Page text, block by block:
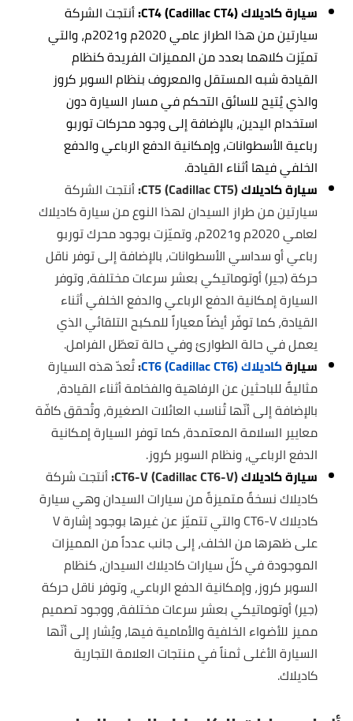
سيارة كاديلاك CT4 (Cadillac CT4):
أنتجت الشركة
سيارتين من هذا الطراز عامي 2020م و2021م، والتي
تميّزت كلاهما بعدد من المميزات الفريدة كنظام
القيادة شبه المستقل والمعروف بنظام السوبر كروز
والذي يُتيح للسائق التحكم في مسار السيارة دون
استخدام اليدين، بالإضافة إلى وجود محركات توربو
رباعية الأسطوانات، وإمكانية الدفع الرباعي والدفع
الخلفي فيها أثناء القيادة.
سيارة كاديلاكCT5 (Cadillac CT5): أنتجت الشركة
سيارتين من طراز السيدان لهذا النوع من سيارة كاديلاك
لعامي 2020م و2021م، وتميّزت بوجود محرك توربو
رباعي أو سداسي الأسطوانات، بالإضافة إلى توفر ناقل
حركة (جير) أوتوماتيكي بعشر سرعات مختلفة، وتوفر
السيارة إمكانية الدفع الرباعي والدفع الخلفي أثناء
القيادة، كما توفّر أيضاً معياراً للمكبح التلقائي الذي
يعمل في حالة الطوارئ وفي حالة تعطّل الفرامل.
سيارةكاديلاكCT6 (Cadillac CT6)
:تُعدّ هذه السيارة
مثاليةً للباحثين عن الرفاهية والفخامة أثناء القيادة،
بالإضافة إلى أنّها تُناسب العائلات الصغيرة، وتُحقق كافّة
معايير السلامة المعتمدة، كما توفر السيارة إمكانية
الدفع الرباعي، ونظام السوبر كروز.
سيارة كاديلاكCT6-V (Cadillac CT6-V): أنتجت شركة
كاديلاك نسخةً متميزةً من سيارات السيدان وهي سيارة
كاديلاك CT6-V والتي تتميّز عن غيرها بوجود إشارة V
على ظهرها من الخلف، إلى جانب عدداً من المميزات
الموجودة في كلّ سيارات كاديلاك السيدان، كنظام
السوبر كروز، وإمكانية الدفع الرباعي، وتوفر ناقل حركة
(جير) أوتوماتيكي بعشر سرعات مختلفة، ووجود تصميم
مميز للأضواء الخلفية والأمامية فيها، ويُشار إلى أنّها
السيارة الأغلى ثمناً في منتجات العلامة التجارية
كاديلاك.